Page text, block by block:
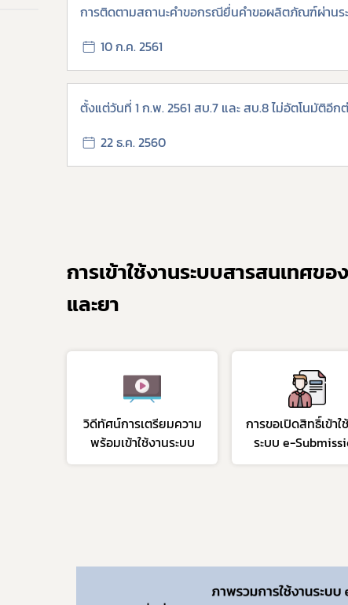
การติดตามสถานะคำขอกรณียื่นคำขอผลิตภัณฑ์ผ่านร
10 ก.ค. 2561
ตั้งแต่วันที่ 1 ก.พ. 2561 สบ.7 และ สบ.8 ไม่อัตโนมัติอีก
22 ธ.ค. 2560
การเข้าใช้งานระบบสารสนเทศข
และยา
วิดีทัศน์การเตรียมความ
พร้อมเข้าใช้งานระบบ
การขอเปิดสิทธิ์เข้าใ
ระบบ e-